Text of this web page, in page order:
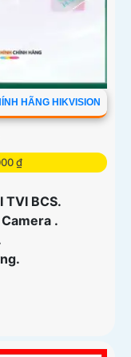
HÃNG HIKVISION
₫
TVI BCS.
.